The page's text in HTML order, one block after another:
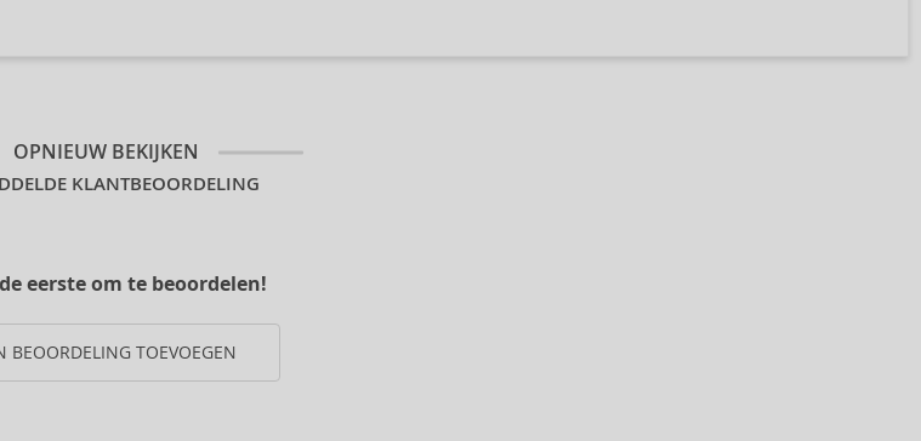
OPNIEUW BEKIJKEN
KLANTBEOORDELING
eerste om te beoordelen!
BEOORDELING TOEVOEGEN